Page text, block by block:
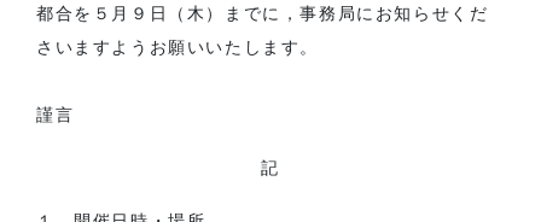
都合を５月９日（木）までに，事務局にお知らせくだ
さいますようお願いいたします。
謹言
記